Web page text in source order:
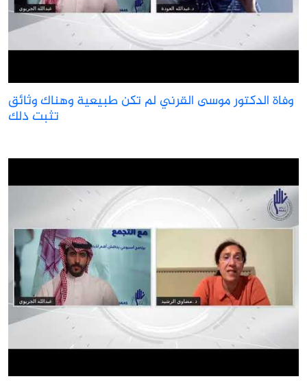
وفاة الدكتور موسى القرني لم تكن طبيعية وهناك وثائق
تثبت ذلك